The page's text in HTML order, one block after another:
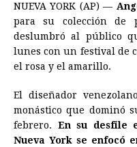
c
e
b
o
o
k
s
s
e
n
g
e
a
t
s
p
p
NUEVA YORK (AP) —
para su colección de
deslumbró al público
lunes con un festival de
el rosa y el amarillo.
El diseñador
monástico que dominó
febrero. En su desfile
Nueva York se enfocó